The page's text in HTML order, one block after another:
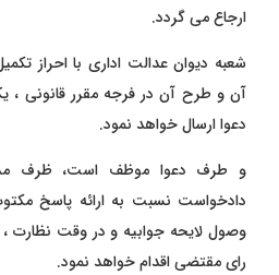
ارجاع می گردد.
شعبه دیوان عدالت اداری با احراز
آن و طرح آن در فرجه مقرر قانونی ،
دعوا ارسال خواهد نمود.
دادخواست نسبت به ارائه پاسخ مکتوب
وصول لایحه جوابیه و در وقت نظارت
رای مقتضی اقدام خواهد نمود.